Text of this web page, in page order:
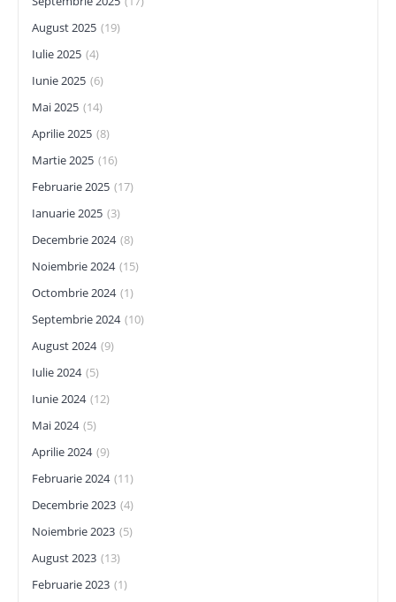
August 2025 (19)
Iulie 2025 (4)
Iunie 2025 (6)
Mai 2025 (14)
Aprilie 2025 (8)
Martie 2025 (16)
Februarie 2025 (17)
Ianuarie 2025 (3)
Decembrie 2024 (8)
Noiembrie 2024 (15)
Octombrie 2024 (1)
Septembrie 2024 (10)
August 2024 (9)
Iulie 2024 (5)
Iunie 2024 (12)
Mai 2024 (5)
Aprilie 2024 (9)
Februarie 2024 (11)
Decembrie 2023 (4)
Noiembrie 2023 (5)
August 2023 (13)
Februarie 2023 (1)